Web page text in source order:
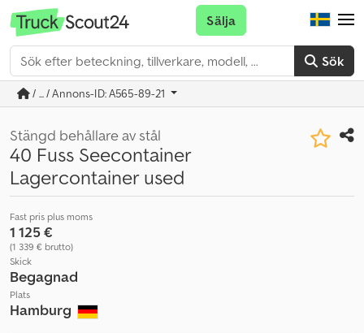
Sök
Sälja
/ ... / Annons-ID: A565-89-21
Stängd behållare av stål
40 Fuss Seecontainer
Lagercontainer used
Fast pris plus moms
1 125 €
(1 339 € brutto)
Skick
Begagnad
Plats
Hamburg